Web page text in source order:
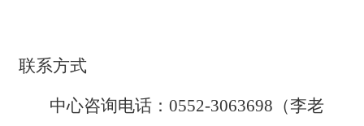
联系方式
中心咨询电话：0552-3063698（李老